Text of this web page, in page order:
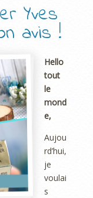
Yves
avis !
Hello
tout
le
mond
e,
Aujou
rd’hui,
je
voulai
s